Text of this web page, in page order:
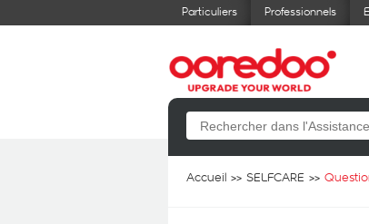
Particuliers Professionnels
Accueil SELFCARE